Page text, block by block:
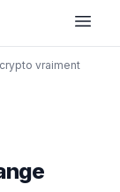
vraiment